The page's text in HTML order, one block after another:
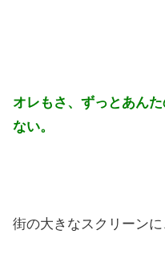
オレもさ、ずっとあん
ない。
街の大きなスクリーンに